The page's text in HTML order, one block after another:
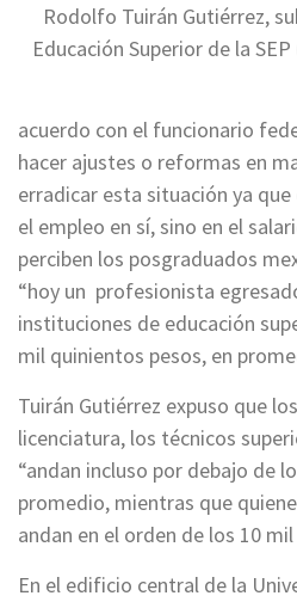
Rodolfo Tuirán Gutiérrez,
Educación Superior de la
acuerdo con el funcionario
hacer ajustes o reformas en
erradicar esta situación ya
el empleo en sí, sino en el
perciben los posgraduados
“hoy un profesionista
instituciones de educación
mil quinientos pesos, en
Tuirán Gutiérrez expuso que
licenciatura, los técnicos
“andan incluso por debajo de
promedio, mientras que
andan en el orden de los 10
En el edificio central de la